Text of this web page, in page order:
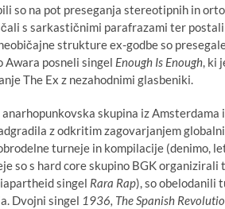
so na pot preseganja stereotipnih in
s sarkastičnimi parafrazami ter
strukture ex-godbe so
Awara posneli singel Enough Is Enough, ki
The Ex z nezahodnimi glasbeniki.
skupina iz
z odkritim zagovarjanjem
turneje in kompilacije (denimo,
so s hard core skupino BGK
singel Rara Rap), so obelodanili
Dvojni singel 1936, The Spanish